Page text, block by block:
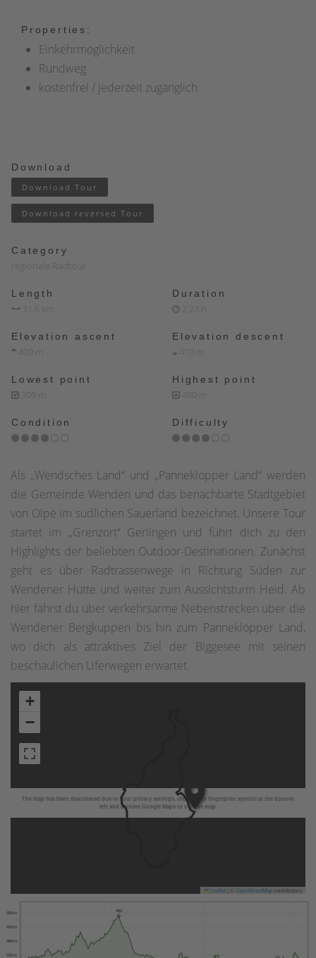
Properties:
Einkehrmöglichkeit
Rundweg
kostenfrei / jederzeit zugänglich
Download
Download Tour
Download reversed Tour
Category
regionale Radtour
Length
31.6 km
Duration
2:23 h
Elevation ascent
409 m
Elevation descent
410 m
Lowest point
309 m
Highest point
490 m
Condition Difficulty
Als „Wendsches Land“ und „Panneklöpper Land“ werden
die Gemeinde Wenden und das benachbarte Stadtgebiet
von Olpe im südlichen Sauerland bezeichnet. Unsere Tour
startet im „Grenzort“ Gerlingen und führt dich zu den
Highlights der beliebten Outdoor-Destinationen. Zunächst
geht es über Radtrassenwege in Richtung Süden zur
Wendener Hütte und weiter zum Aussichtsturm Heid. Ab
hier fährst du über verkehrsarme Nebenstrecken über die
Wendener Bergkuppen bis hin zum Panneklöpper Land,
wo dich als attraktives Ziel der Biggesee mit seinen
beschaulichen Uferwegen erwartet.
The map has been deactivated due to your privacy settings, click on the fingerprint symbol at the bottom
left and activate Google Maps to use the map.
+
−
Leaflet OpenStreetMapcontributors
350 m
400 m
450 m
500 m 490